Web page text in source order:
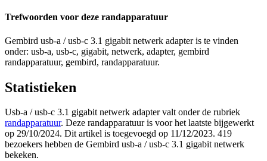
Trefwoorden voor deze randapparatuur
Gembird usb-a / usb-c 3.1 gigabit netwerk adapter is te vinden
onder: usb-a, usb-c, gigabit, netwerk, adapter, gembird
randapparatuur, gembird, randapparatuur.
Statistieken
Usb-a / usb-c 3.1 gigabit netwerk adapter valt onder de rubriek
randapparatuur. Deze randapparatuur is voor het laatste bijgewerkt
op 29/10/2024. Dit artikel is toegevoegd op 11/12/2023. 419
bezoekers hebben de Gembird usb-a / usb-c 3.1 gigabit netwerk
bekeken.